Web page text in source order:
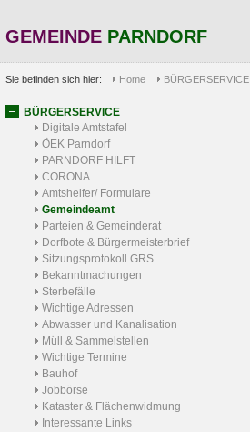
GEMEINDE PARNDORF
Sie befinden sich hier: Home BÜRGERSERVICE
BÜRGERSERVICE
Digitale Amtstafel
ÖEK Parndorf
PARNDORF HILFT
CORONA
Amtshelfer/ Formulare
Gemeindeamt
Parteien & Gemeinderat
Dorfbote & Bürgermeisterbrief
Sitzungsprotokoll GRS
Bekanntmachungen
Sterbefälle
Wichtige Adressen
Abwasser und Kanalisation
Müll & Sammelstellen
Wichtige Termine
Bauhof
Jobbörse
Kataster & Flächenwidmung
Interessante Links